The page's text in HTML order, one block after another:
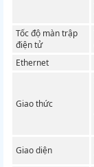
Tốc độ màn trập
điện tử
Ethernet
Giao thức
Giao diện